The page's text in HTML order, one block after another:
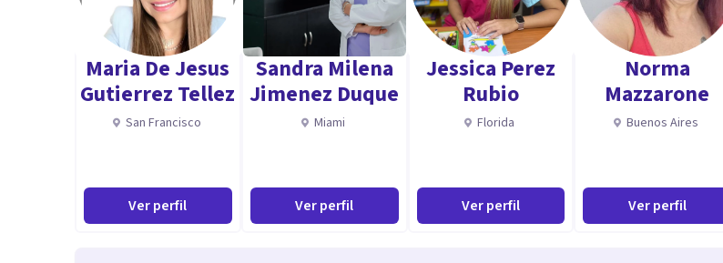
clinica de la Universidad de Puerto Rico, Recinto de Rio Piedras.
He trabajado con divesas poblaciones de todas las edades, ninos, adolescentes, adultos y personas de edad
avanzada, asi como con parejas y familias. Lo que me ha brindado una amplia experiencia y mayor
sensibilidad a las dificultades que enfrentan las personas.
Tengo estudios de formacion psicoanalitica del Centro de estudios de Psicoanalisis Lacaniano, Seccion
Maria De Jesus
Gutierrez Tellez
San Francisco
Ver perfil
Sandra Milena
Jimenez Duque
Miami
Ver perfil
Jessica Perez
Rubio
Florida
Ver perfil
Norma
Mazzarone
Buenos Aires
Ver perfil